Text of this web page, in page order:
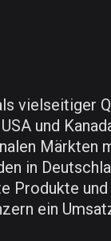
vielseitiger
und
Märkten
in
Produkte
ein